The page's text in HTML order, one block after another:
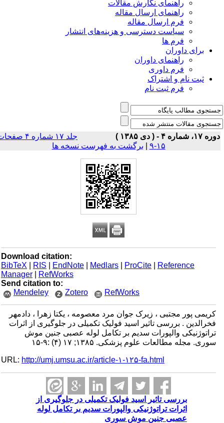
راهنمای نگارش مقالات
راهنمای ارسال مقاله
فرم ارسال مقاله
سیاست دسترسی و هزینه‌های انتشار
فرم ها
برای داوران
راهنمای داوران
فرم داوری
ثبت نام و اشتراک
فرم ثبت نام
شماره ۴ - ( دى ۱۳۸۵ )
جلد ۱۷ شماره ۴ صفحات
۱۵-۹
| برگشت به فهرست نسخه ها
Download citation:
BibTeX
| RIS |EndNote |Medlars |ProCite |Reference
Manager
|RefWorks
Send citation to:
Mendeley
Zotero RefWorks
کریمی پور مجتبی ، زیرک جوان مرد معصومه ، یکتا زهرا ، دادمهر
فخرالدین . بررسی تاثیر اسید فولیک تکمیلی در جلوگیری از اثرات
تراتوژنیکی والپورات سدیم بر تکامل لوله عصبی جنین موش
سوری. مجله مطالعات علوم پزشکی. ۱۳۸۵; ۱۷ (۴) :۹-۱۵
URL:http://umj.umsu.ac.ir/article-۱-۱۲۵-fa.html
بررسی تاثیر اسید فولیک تکمیلی در جلوگیری از
اثرات تراتوژنیکی والپورات سدیم بر تکامل لوله
عصبی جنین موش سوری